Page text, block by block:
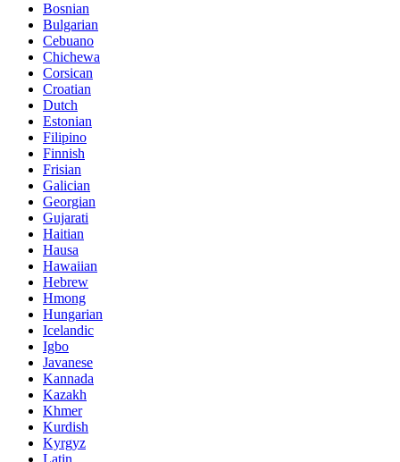
Bosnian
Bulgarian
Cebuano
Chichewa
Corsican
Croatian
Dutch
Estonian
Filipino
Finnish
Frisian
Galician
Georgian
Gujarati
Haitian
Hausa
Hawaiian
Hebrew
Hmong
Hungarian
Icelandic
Igbo
Javanese
Kannada
Kazakh
Khmer
Kurdish
Kyrgyz